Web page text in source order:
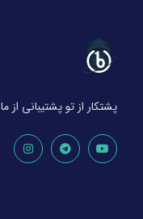
پشتکار از تو پشتیبانی از ما